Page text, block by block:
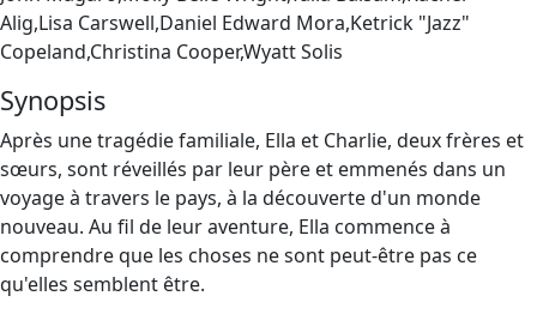
Alig,Lisa Carswell,Daniel Edward Mora,Ketrick "Jazz"
Copeland,Christina Cooper,Wyatt Solis
Synopsis
Après une tragédie familiale, Ella et Charlie, deux frères et
sœurs, sont réveillés par leur père et emmenés dans un
voyage à travers le pays, à la découverte d'un monde
nouveau. Au fil de leur aventure, Ella commence à
comprendre que les choses ne sont peut-être pas ce
qu'elles semblent être.